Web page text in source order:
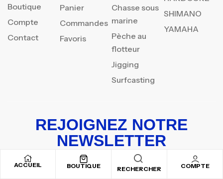
ACCUEIL BOUTIQUE RECHERCHER COMPTE
Boutique
Compte
Contact
Panier
Commandes
Favoris
Chasse sous
marine
Pèche au
flotteur
Jigging
Surfcasting
SHIMANO
YAMAHA
REJOIGNEZ NOTRE
NEWSLETTER
Inscrivez-vous pour recevoir nos offres spéciales